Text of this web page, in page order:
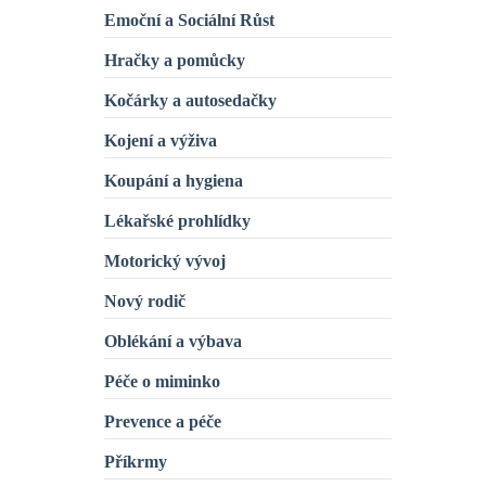
Emoční a Sociální Růst
Hračky a pomůcky
Kočárky a autosedačky
Kojení a výživa
Koupání a hygiena
Lékařské prohlídky
Motorický vývoj
Nový rodič
Oblékání a výbava
Péče o miminko
Prevence a péče
Příkrmy